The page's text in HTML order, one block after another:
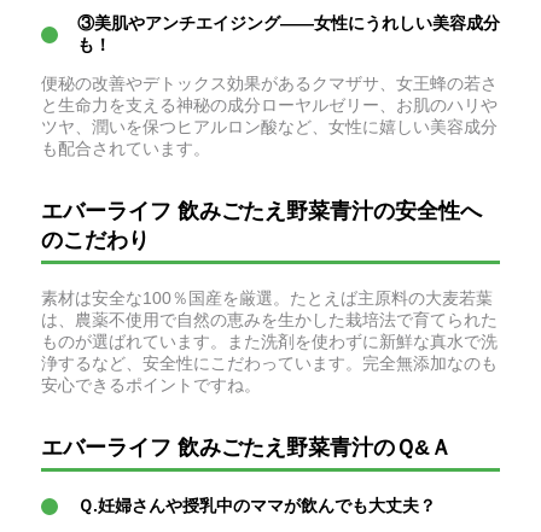
③美肌やアンチエイジング――女性にうれしい美容成分
も！
便秘の改善やデトックス効果があるクマザサ、女王蜂の若さ
と生命力を支える神秘の成分ローヤルゼリー、お肌のハリや
ツヤ、潤いを保つヒアルロン酸など、女性に嬉しい美容成分
も配合されています。
エバーライフ 飲みごたえ野菜青汁の安全性へ
のこだわり
素材は安全な100％国産を厳選。たとえば主原料の大麦若葉
は、農薬不使用で自然の恵みを生かした栽培法で育てられた
ものが選ばれています。また洗剤を使わずに新鮮な真水で洗
浄するなど、安全性にこだわっています。完全無添加なのも
安心できるポイントですね。
エバーライフ 飲みごたえ野菜青汁のＱ&Ａ
Ｑ.妊婦さんや授乳中のママが飲んでも大丈夫？